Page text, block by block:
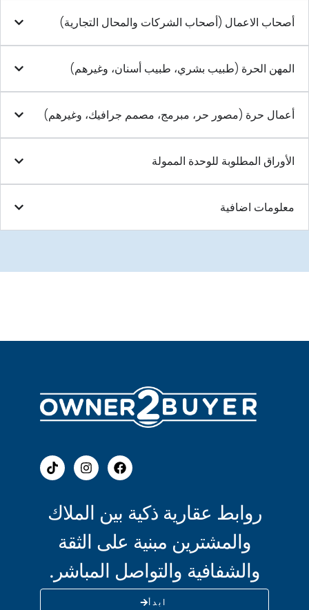
أصحاب الاعمال (أصحاب الشركات والمحال التجارية)
المهن الحرة (طبيب بشري، طبيب أسنان، وغيرهم)
أعمال حرة (مصور حر، مبرمج، مصمم جرافيك، وغيرهم)
الأوراق المطلوبة للوحدة الممولة
معلومات اضافية
روابط عقارية ذكية بين الملاك
والمشترين مبنية على الثقة
والشفافية والتواصل المباشر.
ابدأ